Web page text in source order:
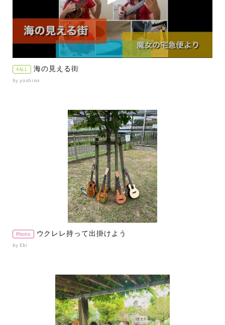
4ALL 海の見える街
by yoshino
Photo ウクレレ持って出掛けよう
by Ebi